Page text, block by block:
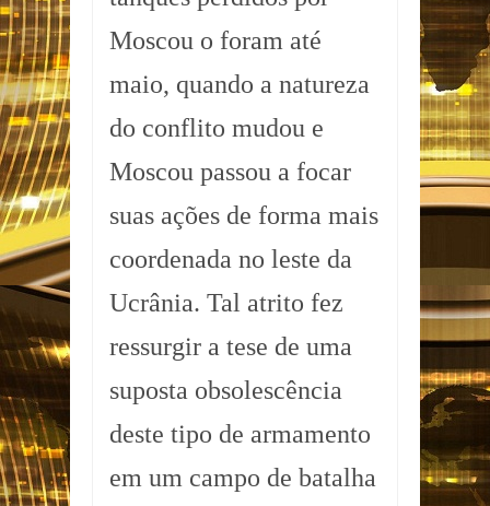
Moscou o foram até
maio, quando a natureza
do conflito mudou e
Moscou passou a focar
suas ações de forma mais
coordenada no leste da
Ucrânia. Tal atrito fez
ressurgir a tese de uma
suposta obsolescência
deste tipo de armamento
em um campo de batalha